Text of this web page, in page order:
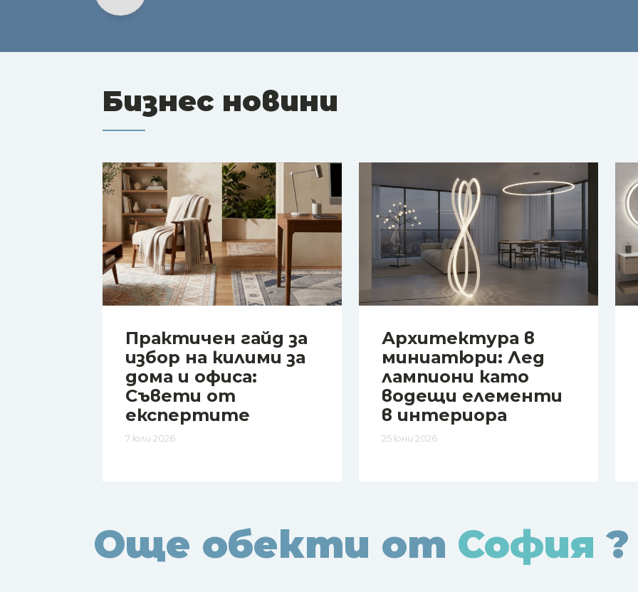
Бизнес новини
Практичен гайд за
избор на килими за
дома и офиса:
Съвети от
експертите
7 юли 2026
Архитектура в
миниатюри: Лед
лампиони като
водещи елементи
в интериора
25 юни 2026
Още обекти от София ?